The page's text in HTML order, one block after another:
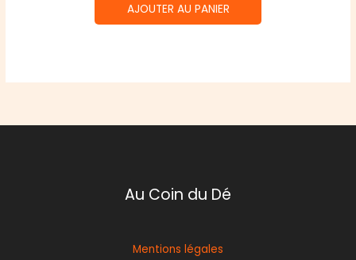
AJOUTER AU PANIER
Au Coin du Dé
Mentions légales